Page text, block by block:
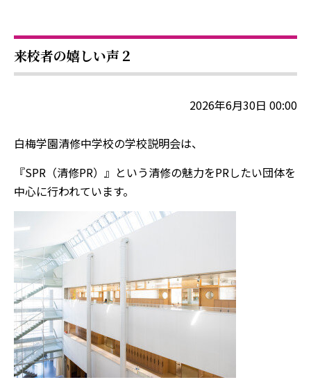
来校者の嬉しい声２
2026年6月30日 00:00
白梅学園清修中学校の学校説明会は、
『SPR（清修PR）』という清修の魅力をPRしたい団体を
中心に行われています。